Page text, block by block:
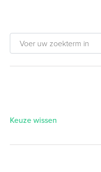
Keuze wissen